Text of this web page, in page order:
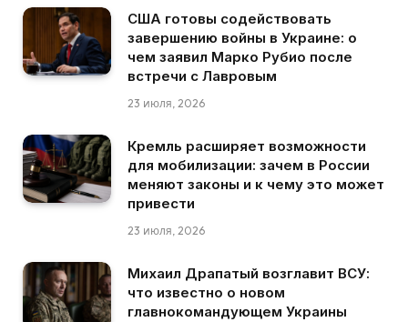
США готовы содействовать
завершению войны в Украине: о
чем заявил Марко Рубио после
встречи с Лавровым
23 июля, 2026
Кремль расширяет возможности
для мобилизации: зачем в России
меняют законы и к чему это может
привести
23 июля, 2026
Михаил Драпатый возглавит ВСУ:
что известно о новом
главнокомандующем Украины